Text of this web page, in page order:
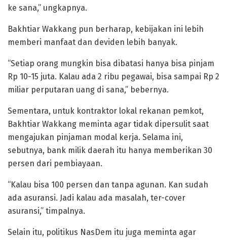
ke sana,” ungkapnya.
Bakhtiar Wakkang pun berharap, kebijakan ini lebih
memberi manfaat dan deviden lebih banyak.
“Setiap orang mungkin bisa dibatasi hanya bisa pinjam
Rp 10-15 juta. Kalau ada 2 ribu pegawai, bisa sampai Rp 2
miliar perputaran uang di sana,” bebernya.
Sementara, untuk kontraktor lokal rekanan pemkot,
Bakhtiar Wakkang meminta agar tidak dipersulit saat
mengajukan pinjaman modal kerja. Selama ini,
sebutnya, bank milik daerah itu hanya memberikan 30
persen dari pembiayaan.
“Kalau bisa 100 persen dan tanpa agunan. Kan sudah
ada asuransi. Jadi kalau ada masalah, ter-cover
asuransi,” timpalnya.
Selain itu, politikus NasDem itu juga meminta agar